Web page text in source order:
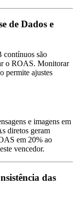
de Dados e
contínuos são
o ROAS. Monitorar
permite ajustes
e imagens em
diretos geram
em 20% ao
vencedor.
das